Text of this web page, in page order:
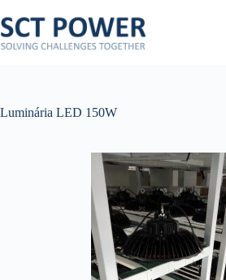
para
o
conteúdo
Luminária LED 150W